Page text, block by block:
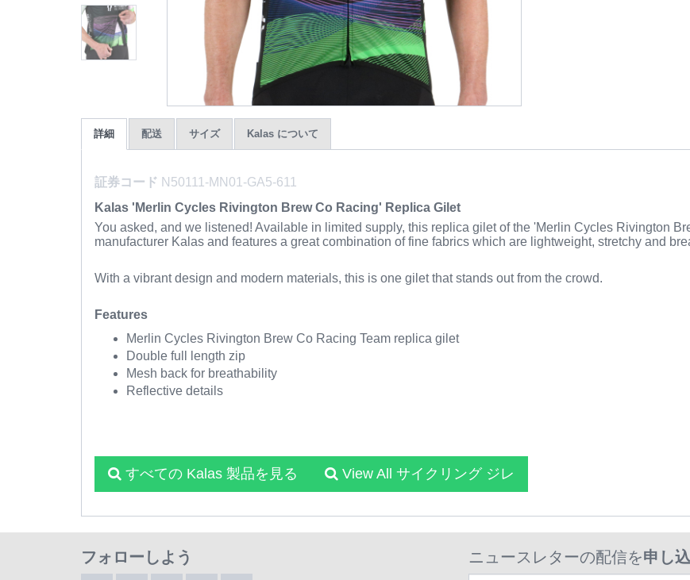
詳細 配送 サイズ Kalas について
証券コード N50111-MN01-GA5-611
Kalas 'Merlin Cycles Rivington Brew Co Racing' Replica Gilet
You asked, and we listened! Available in limited supply, this replica gilet of the 'Merlin Cycles Rivington
manufacturer Kalas and features a great combination of fine fabrics which are lightweight, stretchy and
With a vibrant design and modern materials, this is one gilet that stands out from the crowd.
Features
Merlin Cycles Rivington Brew Co Racing Team replica gilet
Double full length zip
Mesh back for breathability
Reflective details
すべての Kalas 製品を見る View All サイクリング ジレ
フォローしよう ニュースレターの配信を申し